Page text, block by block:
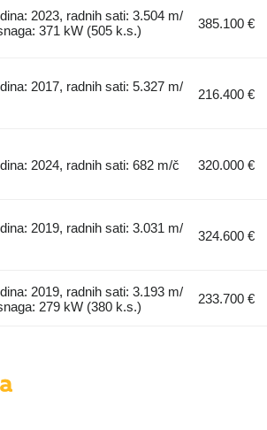
2023, radnih sati: 3.504 m/
371 kW (505 k.s.)
385.100 €
2017, radnih sati: 5.327 m/
216.400 €
2024, radnih sati: 682 m/č 320.000 €
2019, radnih sati: 3.031 m/
324.600 €
2019, radnih sati: 3.193 m/
279 kW (380 k.s.)
233.700 €